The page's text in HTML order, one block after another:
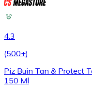
4.3
(500+)
Piz Buin Tan & Protect
150 Ml